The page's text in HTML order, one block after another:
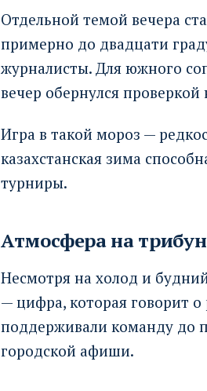
Отдельной темой вечера
примерно до двадцати
журналисты. Для южного
вечер обернулся проверкой
Игра в такой мороз —
казахстанская зима
турниры.
Атмосфера на
Несмотря на холод и
— цифра, которая говорит
поддерживали команду до
городской афиши.